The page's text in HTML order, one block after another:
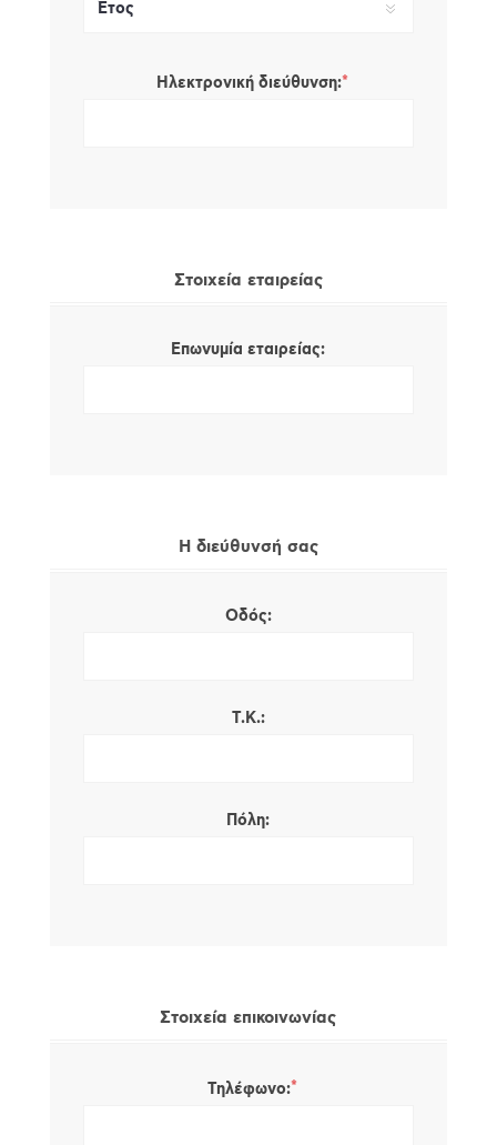
Ηλεκτρονική διεύθυνση:*
Στοιχεία εταιρείας
Επωνυμία εταιρείας:
Η διεύθυνσή σας
Οδός:
Τ.Κ.:
Πόλη:
Στοιχεία επικοινωνίας
Τηλέφωνο:*